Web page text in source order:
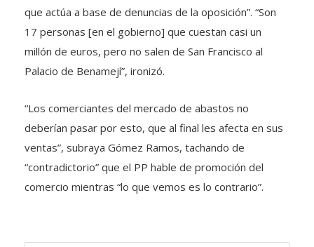
que actúa a base de denuncias de la oposición”. “Son
17 personas [en el gobierno] que cuestan casi un
millón de euros, pero no salen de San Francisco al
Palacio de Benamejí”, ironizó.
“Los comerciantes del mercado de abastos no
deberían pasar por esto, que al final les afecta en sus
ventas”, subraya Gómez Ramos, tachando de
“contradictorio” que el PP hable de promoción del
comercio mientras “lo que vemos es lo contrario”.